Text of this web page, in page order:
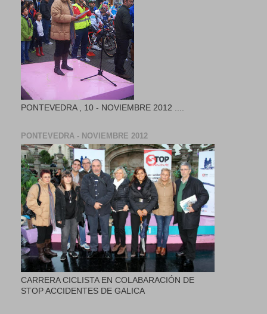
PONTEVEDRA , 10 - NOVIEMBRE 2012 ....
PONTEVEDRA - NOVIEMBRE 2012
CARRERA CICLISTA EN COLABARACIÓN DE
STOP ACCIDENTES DE GALICA